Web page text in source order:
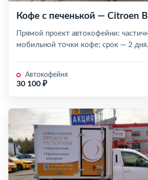
Кофе с печенькой — Citroen
Прямой проект автокофейни:
мобильной точки кофе; срок — 2 дня.
Автокофейня
30 100 ₽